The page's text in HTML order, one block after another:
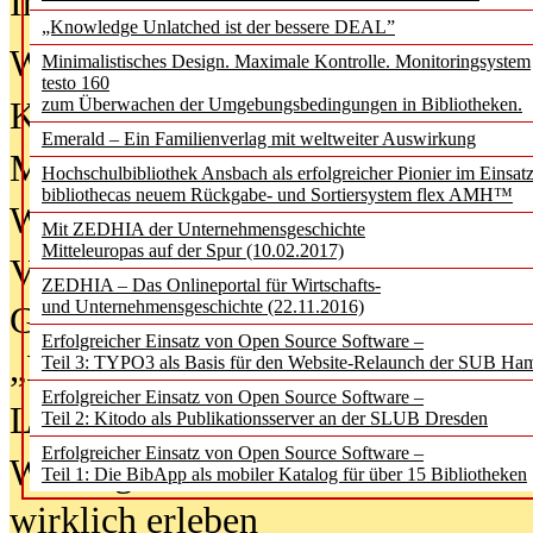
„Knowledge Unlatched ist der bessere DEAL”
Minimalistisches Design. Maximale Kontrolle. Monitoringsystem
testo 160
zum Überwachen der Umgebungsbedingungen in Bibliotheken.
Emerald – Ein Familienverlag mit weltweiter Auswirkung
Hochschulbibliothek Ansbach als erfolgreicher Pionier im
bibliothecas neuem Rückgabe- und Sortiersystem flex AMH™
Mit ZEDHIA der Unternehmensgeschichte
Mitteleuropas auf der Spur (10.02.2017)
ZEDHIA – Das Onlineportal für Wirtschafts-
und Unternehmensgeschichte (22.11.2016)
Erfolgreicher Einsatz von Open Source Software –
Teil 3: TYPO3 als Basis für den Website-Relaunch der SUB
Erfolgreicher Einsatz von Open Source Software –
Teil 2: Kitodo als Publikationsserver an der SLUB Dresden
Erfolgreicher Einsatz von Open Source Software –
Teil 1: Die BibApp als mobiler Katalog für über 15 Bibliotheken
Was Hochschul­bibliotheken von
Kinder in der digitalen Welt
Metadaten als Infrastruktur
Wenn Bots katalogisieren
Von Abschlusskleidern bis
Geisterjagd-Ausrüstung in der
„Library of Things“ unterwegs
Lesen als Infrastrukturaufgabe
Wie Jugendliche Social Media
wirklich erleben